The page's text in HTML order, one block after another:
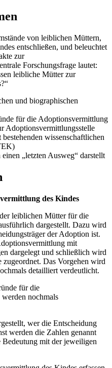
von leiblichen Müttern,
entschließen, und beleuchtet
zur
Forschungsfrage lautet:
leibliche Mütter zur
und biographischen
für die Adoptionsvermittlung
Adoptionsvermittlungsstelle
wissenschaftlichen
„letzten Ausweg“ darstellt
des Kindes
leiblichen Mütter für die
dargestellt. Dazu wird
der Adoption ist.
mit
dargelegt und schließlich wird
zugeordnet. Das Vorgehen wird
detailliert verdeutlicht.
für die
nochmals
wer die Entscheidung
werden die Zahlen genannt
mit der jeweiligen